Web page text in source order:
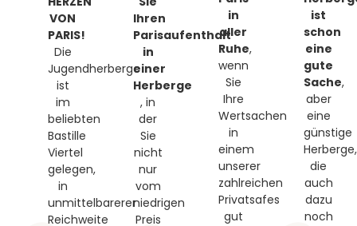
VON
PARIS!
Die
Jugendherberge
ist
im
beliebten
Bastille
Viertel
gelegen,
in
unmittelbarerer
Reichweite
Ihren
Parisaufenthalt
in
einer
Herberge
, in
der
Sie
nicht
nur
vom
niedrigen
Preis
in
aller
Ruhe,
wenn
Sie
Ihre
Wertsachen
in
einem
unserer
zahlreichen
Privatsafes
gut
ist
schon
eine
gute
Sache,
aber
eine
günstige
Herberge,
die
auch
dazu
noch